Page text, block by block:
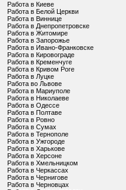
Работа в Киеве
Работа в Белой Церкви
Работа в Виннице
Работа в Днепропетровске
Работа в Житомире
Работа в Запорожье
Работа в Ивано-Франковске
Работа в Кировограде
Работа в Кременчуге
Работа в Кривом Роге
Работа в Луцке
Работа во Львове
Работа в Мариуполе
Работа в Николаеве
Работа в Одессе
Работа в Полтаве
Работа в Ровно
Работа в Сумах
Работа в Тернополе
Работа в Ужгороде
Работа в Харькове
Работа в Херсоне
Работа в Хмельницком
Работа в Черкассах
Работа в Чернигове
Работа в Черновцах